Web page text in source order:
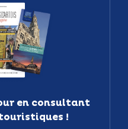
en consultant
!